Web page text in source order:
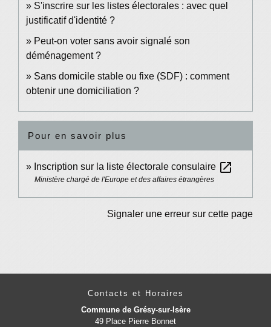
S'inscrire sur les listes électorales : avec quel
justificatif d'identité ?
Peut-on voter sans avoir signalé son
déménagement ?
Sans domicile stable ou fixe (SDF) : comment
obtenir une domiciliation ?
Pour en savoir plus
Inscription sur la liste électorale consulaire open_in_new
Ministère chargé de l'Europe et des affaires étrangères
Signaler une erreur sur cette page
Contacts et Horaires
Commune de Grésy-sur-Isère
49 Place Pierre Bonnet